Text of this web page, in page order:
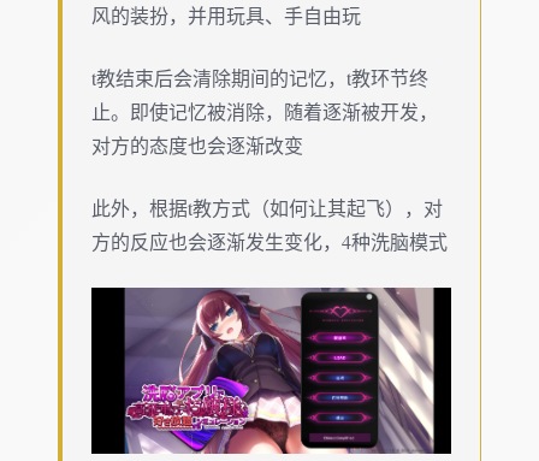
风的装扮，并用玩具、手自由玩
t教结束后会清除期间的记忆，t教环节终
止。即使记忆被消除，随着逐渐被开发，
对方的态度也会逐渐改变
此外，根据t教方式（如何让其起飞），对
方的反应也会逐渐发生变化，4种洗脑模式